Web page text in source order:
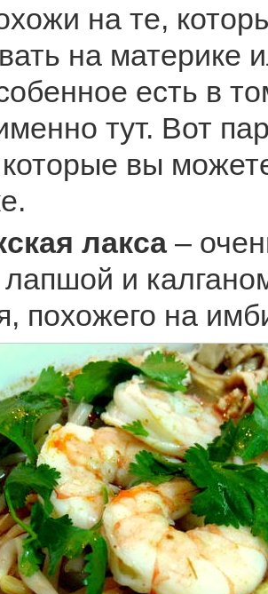
на те,
на материке
есть в
тут. Вот
вы
лакса –
и
похожего на